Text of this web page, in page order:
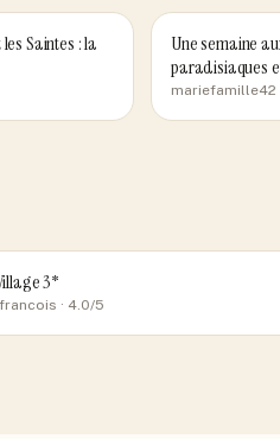
Saintes : la
Une semaine
paradisiaques
mariefamille42
3*
· 4.0/5